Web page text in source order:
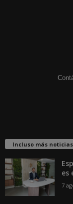
Incluso más noticias
es
7